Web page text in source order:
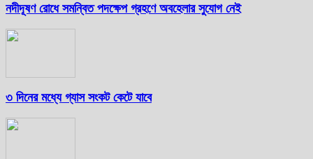
নদীদূষণ রোধে সমন্বিত পদক্ষেপ গ্রহণে অবহেলার সুযোগ নেই
৩ দিনের মধ্যে গ্যাস সংকট কেটে যাবে